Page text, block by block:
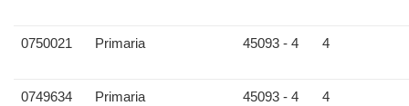
0750021 Primaria 45093 - 4 4
0749634 Primaria 45093 - 4 4